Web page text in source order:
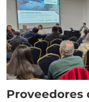
Proveedores